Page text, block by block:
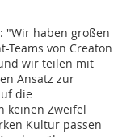
"Wir haben großen
Teams von Creaton
wir teilen mit
Ansatz zur
die
keinen Zweifel
Kultur passen